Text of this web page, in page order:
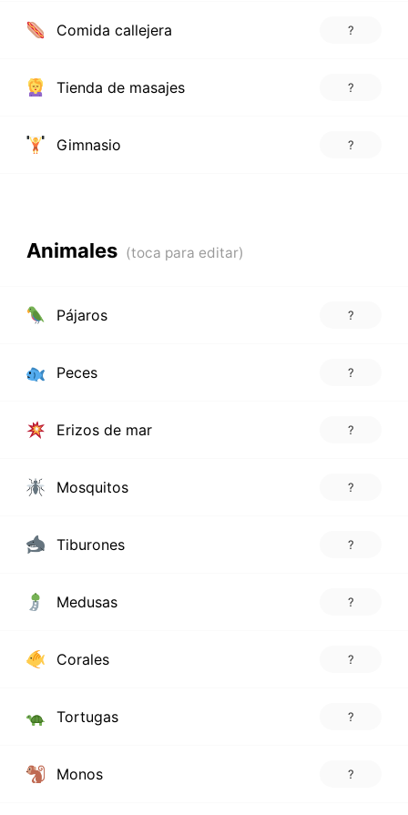
Comida callejera ?
Tienda de masajes ?
Gimnasio ?
Animales
Pájaros ?
Peces ?
Erizos de mar ?
Mosquitos ?
Tiburones ?
Medusas ?
Corales ?
Tortugas ?
Monos ?